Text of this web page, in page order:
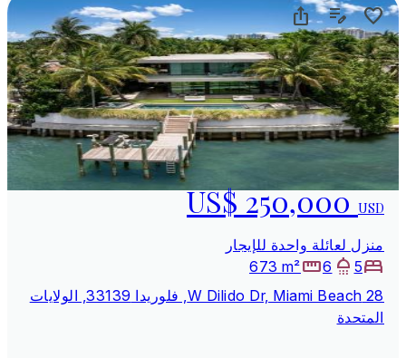
US$ 250,000USD
منزل لعائلة واحدة للإيجار
5
6
673 m²
28 W Dilido Dr, Miami Beach, فلوريدا 33139, الولايات
المتحدة